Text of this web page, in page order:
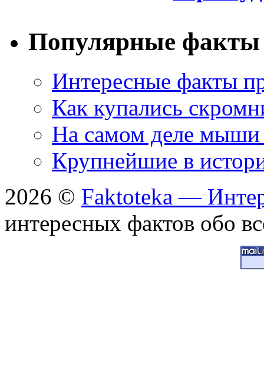
Популярные факты
Интересные факты
Как купались
На самом деле мыши
Крупнейшие в
2026 © Faktoteka —
интересных фактов обо